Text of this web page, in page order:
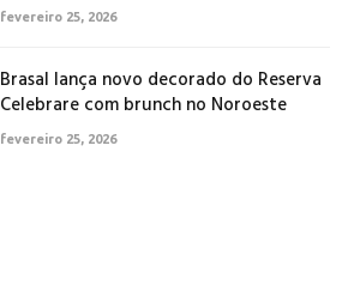
fevereiro 25, 2026
Brasal lança novo decorado do Reserva
Celebrare com brunch no Noroeste
fevereiro 25, 2026